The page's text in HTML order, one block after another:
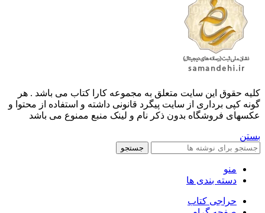
کليه حقوق اين سايت متعلق به مجموعه کارا کتاب می باشد . هر
گونه کپی برداری از سایت پیگرد قانونی داشته و استفاده از محتوا و
عکسهای فروشگاه بدون ذکر نام و لینک منبع ممنوع می باشد
بستن
جستجو
منو
دسته بندی ها
حراجی کتاب